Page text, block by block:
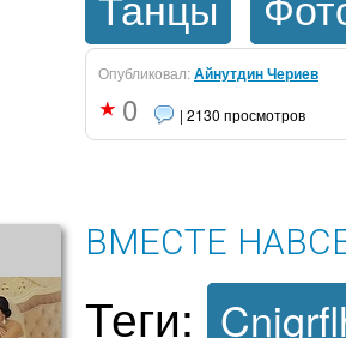
Опубликовал:Айнутдин Чериев
0 | 2130 просмотров
ВМЕСТЕ
Теги: